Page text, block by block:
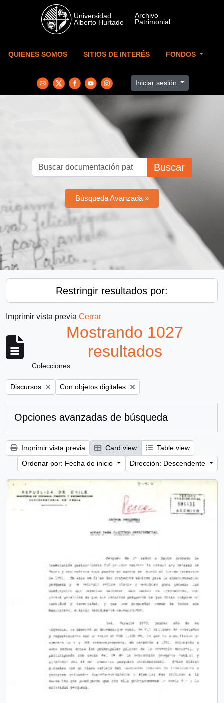
Skip to main content
QUIENES SOMOS SITIOS DE INTERÉS FONDOS
Iniciar sesión
Buscar
Búsqueda Avanzada »
Restringir resultados por:
Imprimir vista previa Cerrar
Mostrando 1027
resultados
Colecciones
Remove filter:
Discursos Remove filter:
Con objetos digitales
Opciones avanzadas de búsqueda
Imprimir vista previa Card view
Table view
Ordenar por: Fecha de inicio
Dirección: Descendente